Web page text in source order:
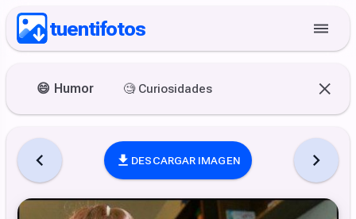
tuentifotos
😄 Humor 🧐 Curiosidades
DESCARGAR IMAGEN